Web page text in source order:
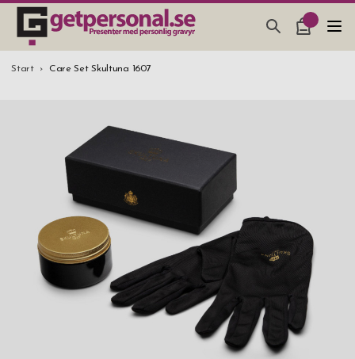
PRESENTER & PRYLAR
SMYCKEN & ACCESSOARER
PRESENTTIPS
BRÖLLOPSPRESENT 2026
STUDENTPRESENT 2026
Start Care Set Skultuna 1607